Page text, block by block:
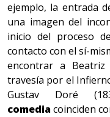
ejemplo, la entrada
una imagen del
inicio del proceso
contacto con el sí-
encontrar a
travesía por el
Gustav Doré
comediacoinciden